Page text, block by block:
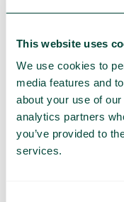
This website uses
We use cookies to
media features and
about your use of
analytics partners
you’ve provided to
services.
Surfa
de flesta
filtrerar
redan
Global
Använd